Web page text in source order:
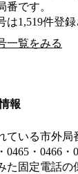
番です。
1,519件登録
一覧をみる
報
いる市外局
0465・0466・
固定電話の